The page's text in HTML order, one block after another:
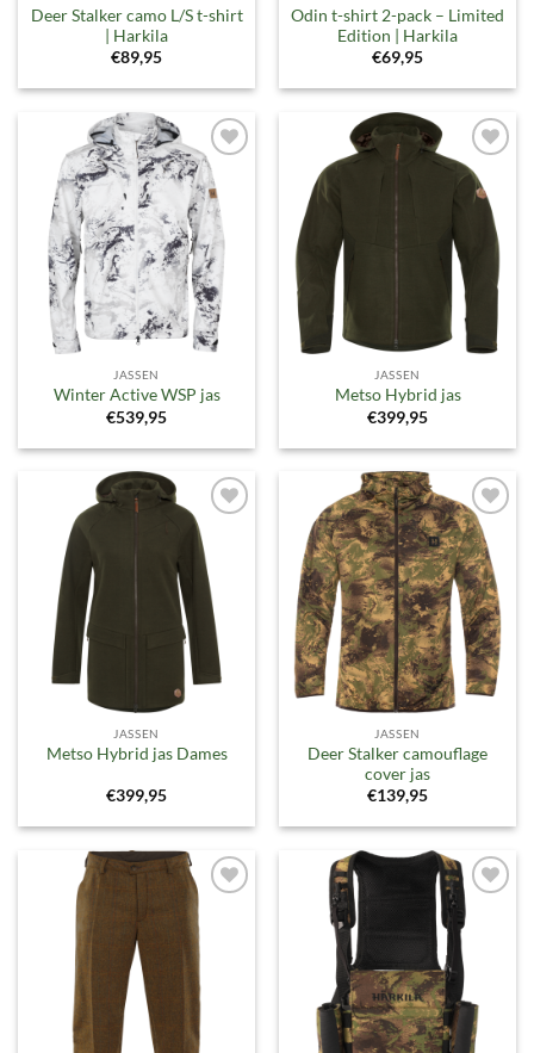
Deer Stalker camo L/S t-shirt
| Harkila
€89,95
Odin t-shirt 2-pack – Limited
Edition | Harkila
€69,95
Toevoegen
aan
verlanglijst
JASSEN
Winter Active WSP jas
€539,95
Toevoegen
aan
verlanglijst
JASSEN
Metso Hybrid jas
€399,95
Toevoegen
aan
verlanglijst
JASSEN
Metso Hybrid jas Dames
€399,95
Toevoegen
aan
verlanglijst
JASSEN
Deer Stalker camouflage
cover jas
€139,95
Toevoegen
aan
Toevoegen
aan
verlanglijst